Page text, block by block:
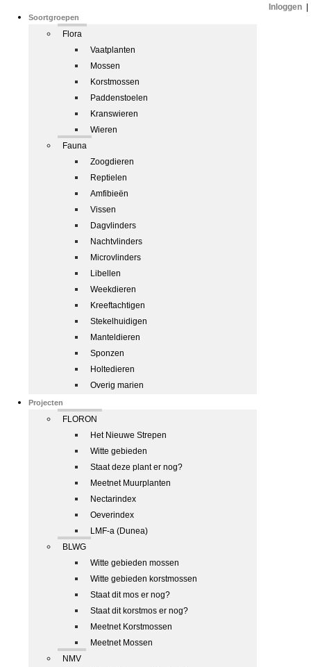
Soortgroepen
Flora
Vaatplanten
Mossen
Korstmossen
Paddenstoelen
Kranswieren
Wieren
Fauna
Zoogdieren
Reptielen
Amfibieën
Vissen
Dagvlinders
Nachtvlinders
Microvlinders
Libellen
Weekdieren
Kreeftachtigen
Stekelhuidigen
Manteldieren
Sponzen
Holtedieren
Overig marien
Projecten
FLORON
Het Nieuwe Strepen
Witte gebieden
Staat deze plant er nog?
Meetnet Muurplanten
Nectarindex
Oeverindex
LMF-a (Dunea)
BLWG
Witte gebieden mossen
Witte gebieden korstmossen
Staat dit mos er nog?
Staat dit korstmos er nog?
Meetnet Korstmossen
Meetnet Mossen
NMV
Inloggen